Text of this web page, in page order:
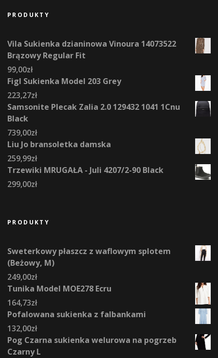
PRODUKTY
Vila Sukienka dzianinowa Vinoura 14073522
Brązowy Regular Fit
99,00zł
Figl Sukienka Model 203 Grey
223,27zł
Samsonite Plecak Zalia 2.0 129432 1041 1Cnu
Black
739,00zł
Liu Jo bransoletka damska
259,99zł
Trzewiki MRUGAŁA - Juli 4207/2-90 Black
299,00zł
PRODUKTY
Sweterkowy płaszcz z waflowym splotem
(Beżowy, M)
249,00zł
Tunika Model MOE278 Ecru
164,73zł
Pofalowana sukienka z falbankami
132,00zł
Pog Czarna sukienka welurowa na pogrzeb
Czarny L